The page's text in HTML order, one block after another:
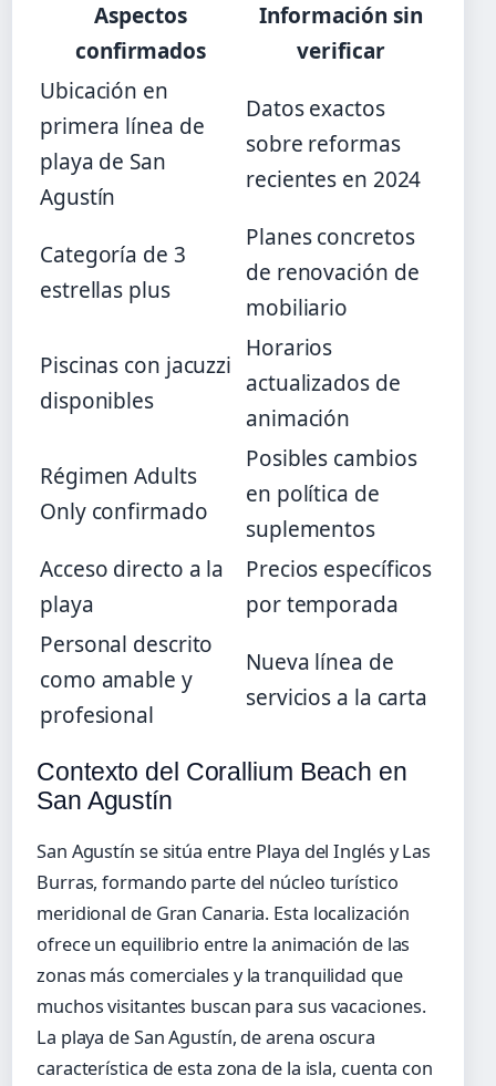
Aspectos
confirmados
Información sin
verificar
Ubicación en
primera línea de
playa de San
Agustín
Datos exactos
sobre reformas
recientes en 2024
Categoría de 3
estrellas plus
Planes concretos
de renovación de
mobiliario
Piscinas con jacuzzi
disponibles
Horarios
actualizados de
animación
Régimen Adults
Only confirmado
Posibles cambios
en política de
suplementos
Acceso directo a la
playa
Precios específicos
por temporada
Personal descrito
como amable y
profesional
Nueva línea de
servicios a la carta
Contexto del Corallium Beach en
San Agustín
San Agustín se sitúa entre Playa del Inglés y Las
Burras, formando parte del núcleo turístico
meridional de Gran Canaria. Esta localización
ofrece un equilibrio entre la animación de las
zonas más comerciales y la tranquilidad que
muchos visitantes buscan para sus vacaciones.
La playa de San Agustín, de arena oscura
característica de esta zona de la isla, cuenta con